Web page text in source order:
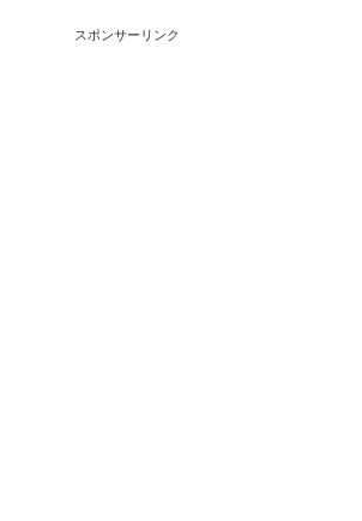
スポンサーリンク